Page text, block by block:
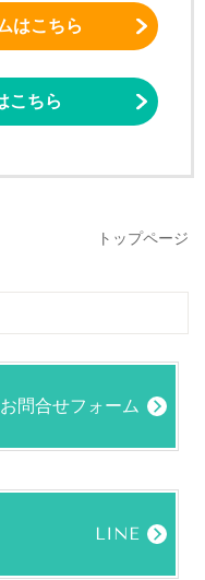
はこちら
こちら
トップページ
お問合せフォーム
LINE